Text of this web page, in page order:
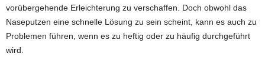
vorübergehende Erleichterung zu verschaffen. Doch obwohl das
Naseputzen eine schnelle Lösung zu sein scheint, kann es auch zu
Problemen führen, wenn es zu heftig oder zu häufig durchgeführt
wird.